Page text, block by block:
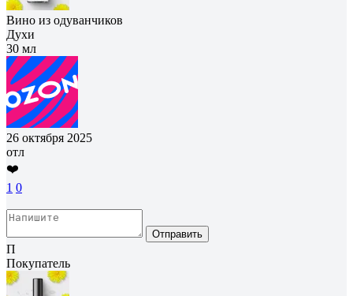
Вино из одуванчиков
Духи
30 мл
26 октября 2025
отл
❤️
1 0
Отправить
П
Покупатель